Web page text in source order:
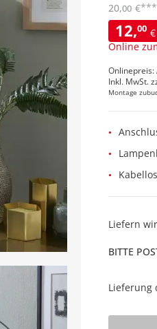
12,00 €
Online
20,00 €***
Onlinepreis:
Inkl. MwSt.
Montage
Liefern
BITTE
Lieferung